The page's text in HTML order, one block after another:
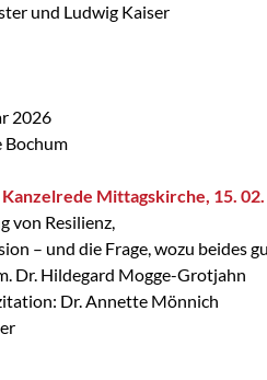
und Ludwig Kaiser
2026
Bochum
Kanzelrede Mittagskirche, 15. 02.
von Resilienz,
– und die Frage, wozu beides
Dr. Hildegard Mogge-Grotjahn
Dr. Annette Mönnich